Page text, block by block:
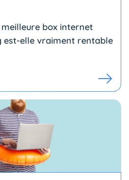
box internet
est-elle vraiment rentable